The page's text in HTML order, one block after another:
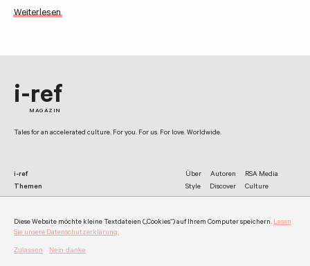
Weiterlesen
i-ref
MAGAZIN
Tales for an accelerated culture. For you. For us. For love. Worldwide.
i-ref Über Autoren
RSA Media
Themen
Style Discover
Culture
Kontakt Impressum Datenschutz
Diese Website möchte kleine Textdateien („Cookies“) auf Ihrem Computer speichern. Lesen
Sie unsere Datenschutzerklärung.